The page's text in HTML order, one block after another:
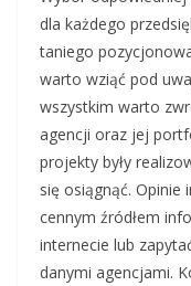
dla każdego
taniego
warto wziąć pod
wszystkim warto
agencji oraz jej
projekty były
się osiągnąć. Opinie
cennym źródłem
internecie lub
danymi agencjami.